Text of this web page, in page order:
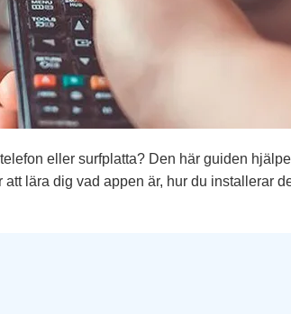
eller surfplatta? Den här guiden
lära dig vad appen är, hur du installerar